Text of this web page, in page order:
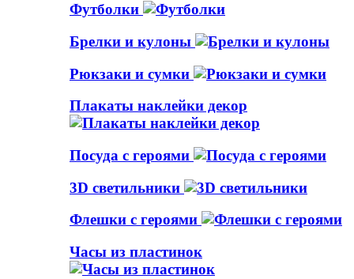
Футболки
Брелки и кулоны
Рюкзаки и сумки
Плакаты наклейки декор
Посуда с героями
3D светильники
Флешки с героями
Часы из пластинок